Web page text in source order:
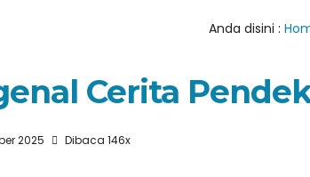
Anda disini :
Cerita
2025 Dibaca 146x